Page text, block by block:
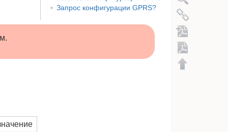
Запрос конфигурации GPRS?